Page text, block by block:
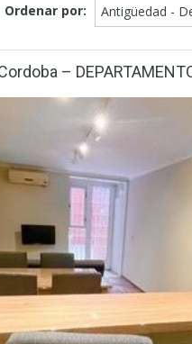
Ordenar por: Antigüedad -
–